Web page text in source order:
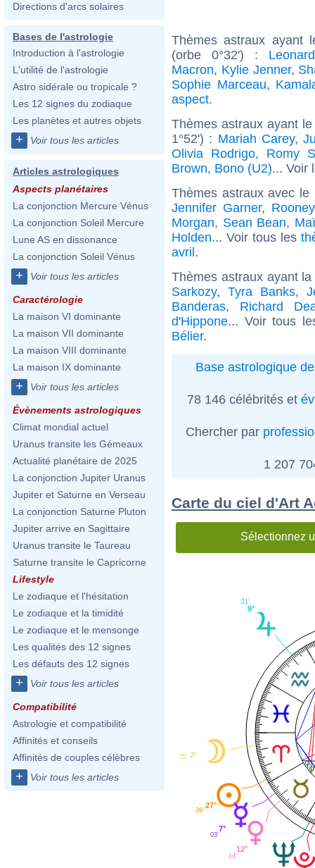
Directions d'arcs solaires
Bases de l'astrologie
Introduction à l'astrologie
L'utilité de l'astrologie
Astro sidérale ou tropicale ?
Les 12 signes du zodiaque
Les planètes et autres objets
+ Voir tous les articles
Articles astrologiques
Aspects planétaires
La conjonction Mercure Vénus
La conjonction Soleil Mercure
Lune AS en dissonance
La conjonction Soleil Vénus
+ Voir tous les articles
Caractérologie
La maison VI dominante
La maison VII dominante
La maison VIII dominante
La maison IX dominante
+ Voir tous les articles
Évènements astrologiques
Climat mondial actuel
Uranus transite les Gémeaux
Actualité planétaire de 2025
La conjonction Jupiter Uranus
Jupiter et Saturne en Verseau
La conjonction Saturne Pluton
Jupiter arrive en Sagittaire
Uranus transite le Taureau
Saturne transite le Capricorne
Lifestyle
Le zodiaque et l'hésitation
Le zodiaque et la timidité
Le zodiaque et le mensonge
Les qualités des 12 signes
Les défauts des 12 signes
+ Voir tous les articles
Compatibilité
Astrologie et compatibilité
Affinités et conseils
Affinités de couples célèbres
+ Voir tous les articles
Thèmes astraux ayant
(orbe 0°32') :
Macron, Kylie Jenner,
Sophie Marceau,
aspect.
Thèmes astraux ayant
1°52') : Mariah Carey,
Olivia Rodrigo, Romy
Brown, Bono (U2)... Voir
Thèmes astraux avec
Jennifer Garner,
Morgan, Sean Bean,
Holden... Voir tous les
avril.
Thèmes astraux ayant
Sarkozy, Tyra Banks,
Banderas, Richard
d'Hippone... Voir tous
Bélier.
Base astrologique
78 146 célébrités et
Chercher par
1 207
Carte du ciel d'Art
Sélectionnez
9°
21'
7°
25'
27°
39'
7°
03'
12°
14'